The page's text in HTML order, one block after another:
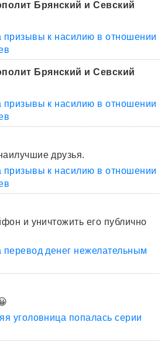
Брянский и Севский
призывы к насилию в отношении
Брянский и Севский
призывы к насилию в отношении
друзья.
призывы к насилию в отношении
и уничтожить его публично
перевод денег нежелательным
уголовница попалась серии